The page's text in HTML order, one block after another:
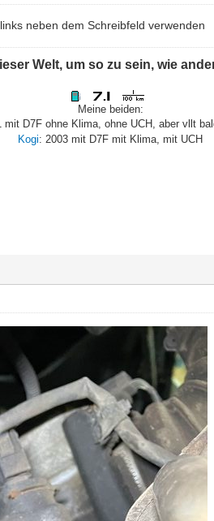
neben dem Schreibfeld verwenden
Welt, um so zu sein, wie
Meine beiden:
mit D7F ohne Klima, ohne UCH, aber vllt
Kogi: 2003 mit D7F mit Klima, mit UCH